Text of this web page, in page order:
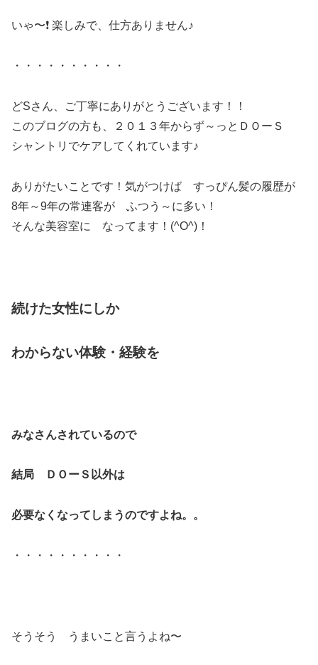
いゃ〜❗️ 楽しみで、仕方ありません♪
・・・・・・・・・・
どSさん、ご丁寧にありがとうございます！！
このブログの方も、２０１３年からず～っとＤＯーＳ
シャントリでケアしてくれています♪
ありがたいことです！気がつけば すっぴん髪の履歴が
8年～9年の常連客が ふつう～に多い！
そんな美容室に なってます！(^O^)！
続けた女性にしか
わからない体験・経験を
みなさんされているので
結局 ＤＯーＳ以外は
必要なくなってしまうのですよね。。
・・・・・・・・・・
そうそう うまいこと言うよね〜